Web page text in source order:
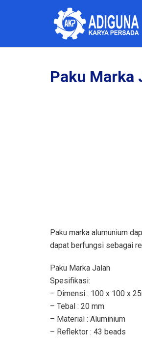
Paku Marka
Paku marka alumunium
dapat berfungsi sebagai
Paku Marka Jalan
Spesifikasi:
– Dimensi : 100 x 100 x
– Tebal : 20 mm
– Material : Aluminium
– Reflektor : 43 beads